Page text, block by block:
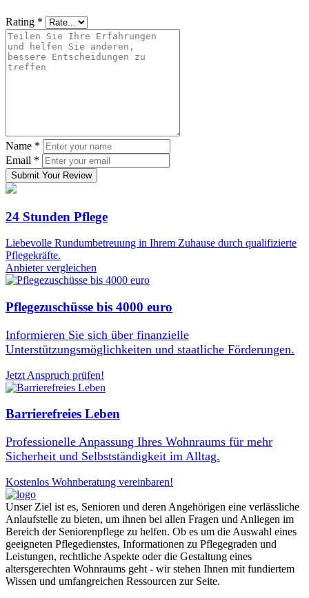
Rating *
Name *
Email *
Submit Your Review
24 Stunden Pflege
Liebevolle Rundumbetreuung in Ihrem Zuhause durch qualifizierte
Pflegekräfte.
Anbieter vergleichen
Pflegezuschüsse bis 4000 euro
Informieren Sie sich über finanzielle
Unterstützungsmöglichkeiten und staatliche Förderungen.
Jetzt Anspruch prüfen!
Barrierefreies Leben
Professionelle Anpassung Ihres Wohnraums für mehr
Sicherheit und Selbstständigkeit im Alltag.
Kostenlos Wohnberatung vereinbaren!
Unser Ziel ist es, Senioren und deren Angehörigen eine verlässliche
Anlaufstelle zu bieten, um ihnen bei allen Fragen und Anliegen im
Bereich der Seniorenpflege zu helfen. Ob es um die Auswahl eines
geeigneten Pflegedienstes, Informationen zu Pflegegraden und
Leistungen, rechtliche Aspekte oder die Gestaltung eines
altersgerechten Wohnraums geht - wir stehen Ihnen mit fundiertem
Wissen und umfangreichen Ressourcen zur Seite.